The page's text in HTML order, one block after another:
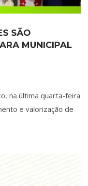
SÃO
MUNICIPAL
na última quarta-feira
e valorização de